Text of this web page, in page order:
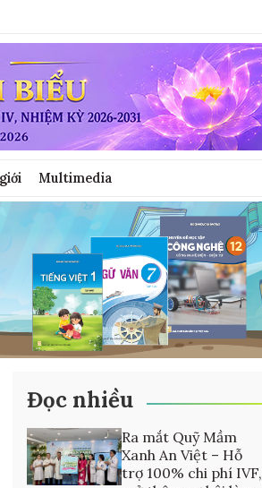
Multimedia
Đọc nhiều
Ra mắt Quỹ Mầm
Xanh An Việt – Hỗ
trợ 100% chi phí IVF,